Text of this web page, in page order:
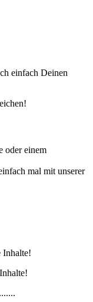
einfach Deinen
oder einem
mal mit unserer
Inhalte!